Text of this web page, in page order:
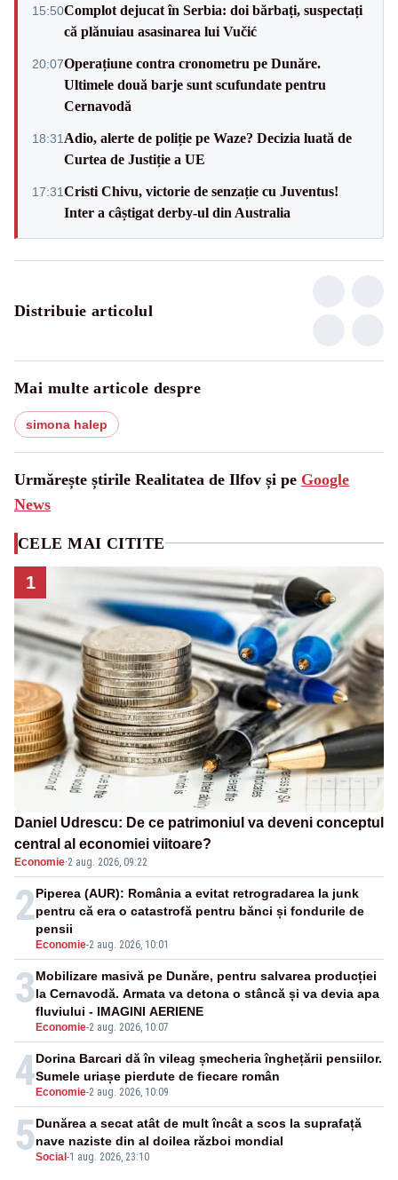
15:50Complot dejucat în Serbia: doi bărbați, suspectați
că plănuiau asasinarea lui Vučić
20:07Operațiune contra cronometru pe Dunăre.
Ultimele două barje sunt scufundate pentru
Cernavodă
18:31 Adio, alerte de poliție pe Waze? Decizia luată de
Curtea de Justiție a UE
17:31Cristi Chivu, victorie de senzație cu Juventus!
Inter a câștigat derby-ul din Australia
Distribuie articolul
Mai multe articole despre
simona halep
Urmărește știrile Realitatea de Ilfov și pe Google
News
CELE MAI CITITE
1
Daniel Udrescu: De ce patrimoniul va deveni conceptul
central al economiei viitoare?
Economie·2 aug. 2026, 09:22
2
Economie-2 aug. 2026, 10:01
Piperea (AUR): România a evitat retrogradarea la junk
pentru că era o catastrofă pentru bănci și fondurile de
pensii
3
Economie-2 aug. 2026, 10:07
Mobilizare masivă pe Dunăre, pentru salvarea producției
la Cernavodă. Armata va detona o stâncă și va devia apa
fluviului - IMAGINI AERIENE
4 Economie-2 aug. 2026, 10:09
Dorina Barcari dă în vileag șmecheria înghețării pensiilor.
Sumele uriașe pierdute de fiecare român
5Social -1 aug. 2026, 23:10
Dunărea a secat atât de mult încât a scos la suprafață
nave naziste din al doilea război mondial